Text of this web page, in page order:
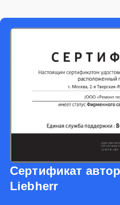
Сертификат
Liebherr